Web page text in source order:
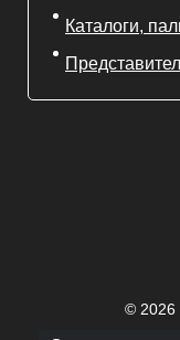
Каталоги,
© 2026